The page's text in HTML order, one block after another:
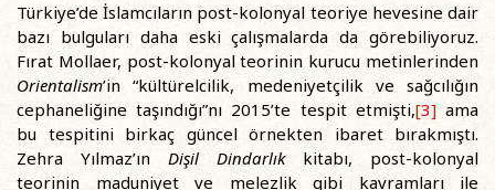
Türkiye’de İslamcıların post-kolonyal teoriye hevesine dair
bazı bulguları daha eski çalışmalarda da görebiliyoruz.
Fırat Mollaer, post-kolonyal teorinin kurucu metinlerinden
Orientalism’in “kültürelcilik, medeniyetçilik ve sağcılığın
cephaneliğine taşındığı”nı 2015’te tespit etmişti,[3]ama
bu tespitini birkaç güncel örnekten ibaret bırakmıştı.
Zehra Yılmaz’ın Dişil Dindarlıkkitabı, post-kolonyal
teorinin maduniyet ve melezlik gibi kavramları ile